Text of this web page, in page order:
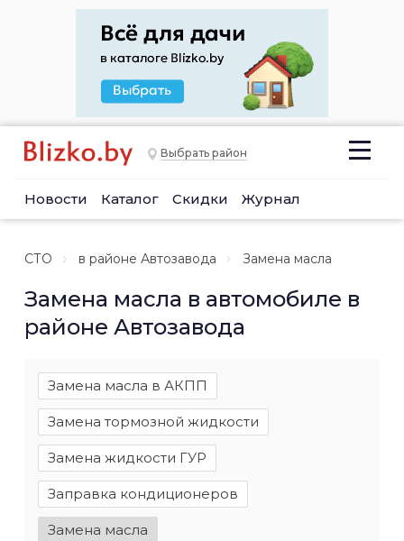
Выбрать район
Новости Каталог Скидки Журнал
СТО в районе Автозавода Замена масла
Замена масла в автомобиле в
районе Автозавода
Замена масла в АКПП
Замена тормозной жидкости
Замена жидкости ГУР
Заправка кондиционеров
Замена масла